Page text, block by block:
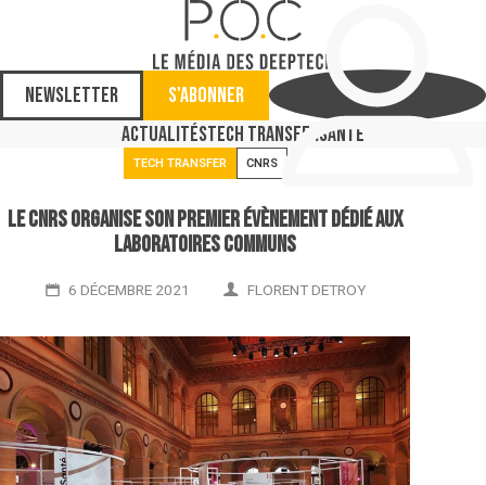
Newsletter
S'abonner
ActualitésTech TransferSanté
TECH TRANSFER CNRS
Le CNRS organise son premier évènement dédié aux
laboratoires communs
6 DÉCEMBRE 2021 FLORENT DETROY